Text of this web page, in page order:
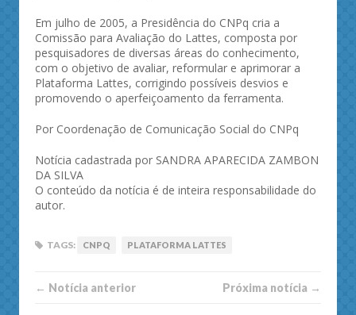
Em julho de 2005, a Presidência do CNPq cria a
Comissão para Avaliação do Lattes, composta por
pesquisadores de diversas áreas do conhecimento,
com o objetivo de avaliar, reformular e aprimorar a
Plataforma Lattes, corrigindo possíveis desvios e
promovendo o aperfeiçoamento da ferramenta.
Por Coordenação de Comunicação Social do CNPq
Notícia cadastrada por SANDRA APARECIDA ZAMBON
DA SILVA
O conteúdo da notícia é de inteira responsabilidade do
autor.
TAGS: CNPQ PLATAFORMA LATTES
← Notí­cia anterior Próxima notí­­cia →